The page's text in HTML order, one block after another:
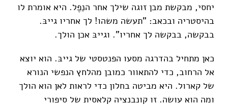
יחסי, מבקשת מבן זוגה שילך אחר הנֵפֶל. היא אומרת לו
בהיסטריה ובכאב: "תעשה משהו! לך אחריו גייבּ.
בבקשה, בבקשה לך אחריו". וגייבּ אכן הולך.
כאן מתחיל בהדרגה מסעו הפנטסטי של גייבּ. הוא יוצא
אל הרחוב, כדי להתאוור כמובן מהלחץ הנפשי הנורא
של קארול. היא מביטה בחלון כדי לראות לאן הוא הולך
ומה הוא עושה. זו קונבנציה קלאסית של סיפורי